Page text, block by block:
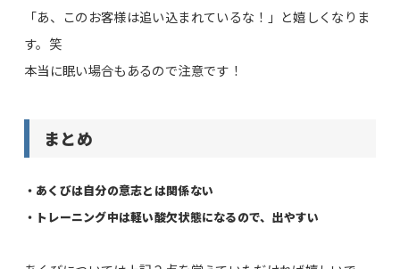
「あ、このお客様は追い込まれているな！」と嬉しくなりま
す。笑
本当に眠い場合もあるので注意です！
まとめ
・あくびは自分の意志とは関係ない
・トレーニング中は軽い酸欠状態になるので、出やすい